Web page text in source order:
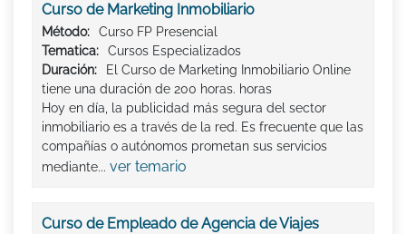
Curso de Marketing Inmobiliario
Método:
Curso FP Presencial
Tematica:
Cursos Especializados
Duración:
El Curso de Marketing Inmobiliario Online
tiene una duración de 200 horas. horas
Hoy en día, la publicidad más segura del sector
inmobiliario es a través de la red. Es frecuente que las
compañías o autónomos prometan sus servicios
mediante... ver temario
Curso de Empleado de Agencia de Viajes